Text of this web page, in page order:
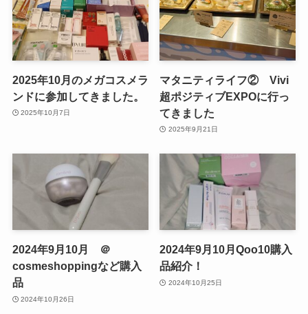
2025年10月のメガコスメラ
ンドに参加してきました。
2025年10月7日
マタニティライフ② Vivi
超ポジティブEXPOに行っ
てきました
2025年9月21日
2024年9月10月 ＠
cosmeshoppingなど購入
品
2024年10月26日
2024年9月10月Qoo10購入
品紹介！
2024年10月25日